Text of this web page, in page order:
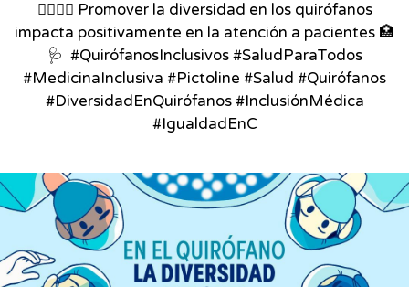
👩‍⚕️👨‍⚕️ Promover la diversidad en los quirófanos
impacta positivamente en la atención a pacientes 🏥
🩺⁣ ⁣ #QuirófanosInclusivos #SaludParaTodos
#MedicinaInclusiva #Pictoline #Salud #Quirófanos
#DiversidadEnQuirófanos #InclusiónMédica
#IgualdadEnC